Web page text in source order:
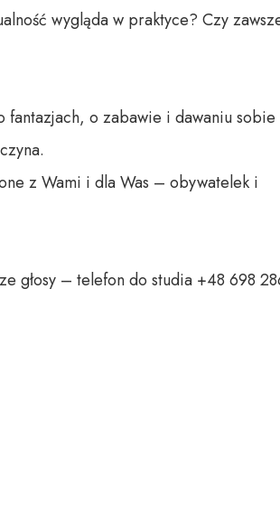
wygląda w praktyce? Czy
fantazjach, o zabawie i dawaniu sobie
z Wami i dla Was – obywatelek i
głosy – telefon do studia +48 698